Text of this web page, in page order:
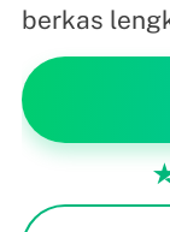
berkas